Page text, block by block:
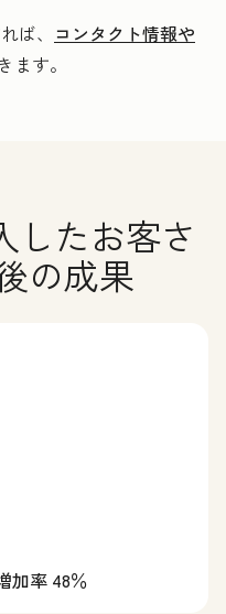
ば、 コンタクト情報や
ます。
したお客さ
の成果
加率 48％